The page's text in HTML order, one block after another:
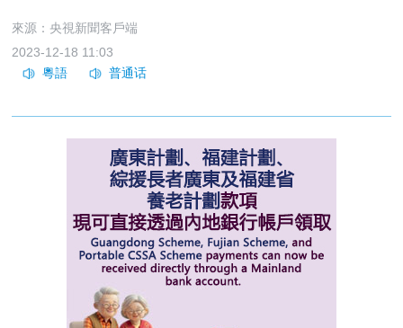
來源：央視新聞客戶端
2023-12-18 11:03